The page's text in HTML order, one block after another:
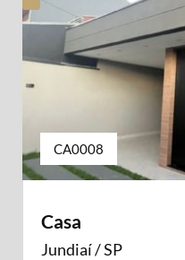
CA0008
Casa
Jundiaí / SP